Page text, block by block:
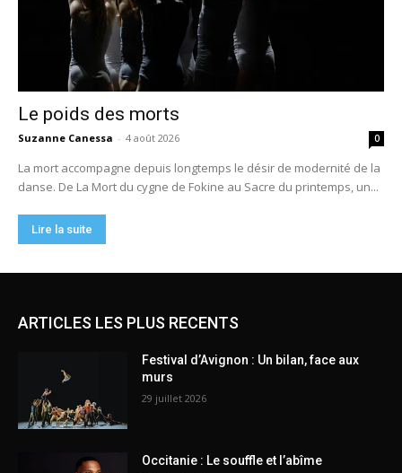
ARTICLES LES PLUS RECENTS
Festival d’Avignon : Un bilan, face aux
murs
29 juillet 2026
Occitanie : Le souffle et l’abîme